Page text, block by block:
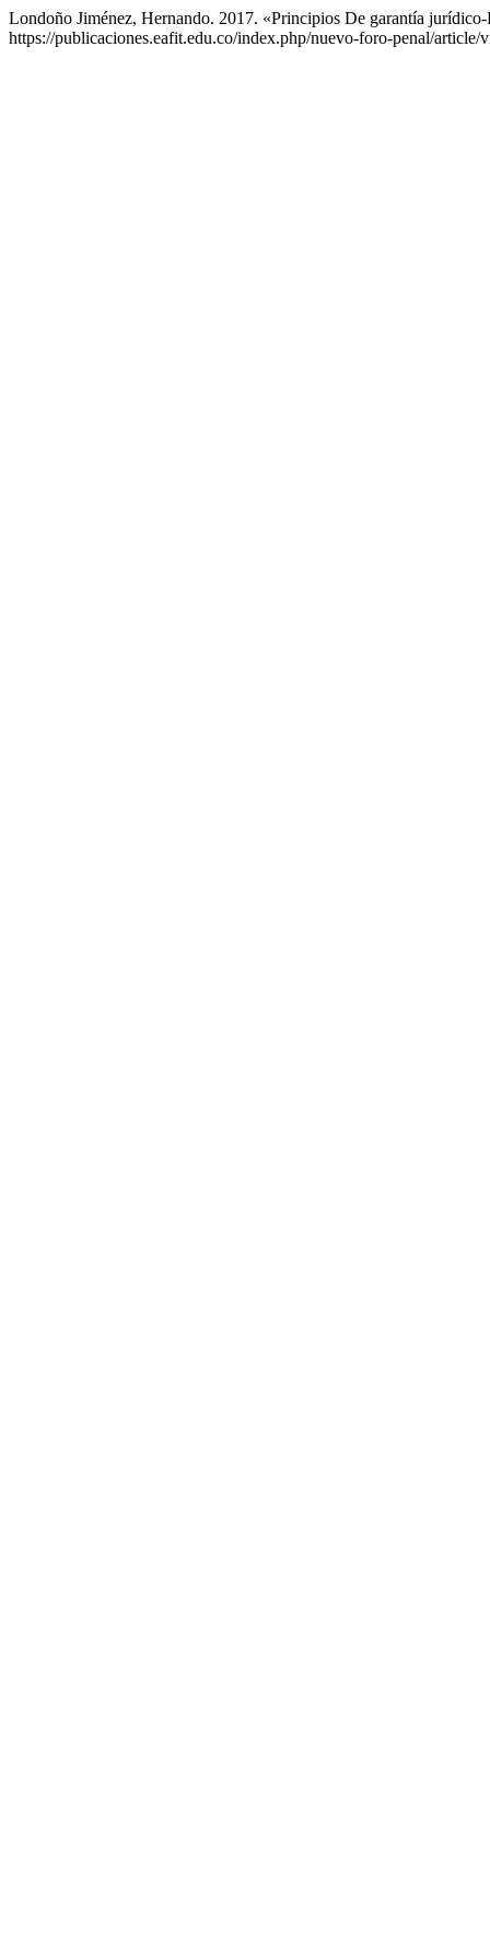
Londoño Jiménez, Hernando. 2017. «Principios De garantía
https://publicaciones.eafit.edu.co/index.php/nuevo-foro-penal/article/